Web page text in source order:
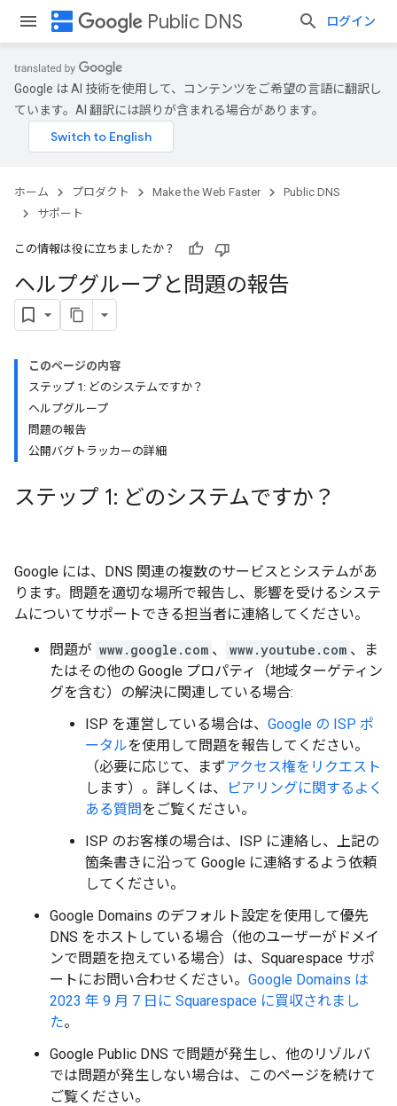
dns Public DNS ログイン
Google は AI 技術を使用して、コンテンツをご希望の言語に翻訳し
ています。AI 翻訳には誤りが含まれる場合があります。
ホーム プロダクト Make the Web Faster
Public DNS
サポート
この情報は役に立ちましたか？
ヘルプグループと問題の報告
このページの内容
ステップ 1: どのシステムですか？
ヘルプグループ
問題の報告
公開バグトラッカーの詳細
ステップ 1: どのシステムですか？
Google には、DNS 関連の複数のサービスとシステムがあ
ります。問題を適切な場所で報告し、影響を受けるシステ
ムについてサポートできる担当者に連絡してください。
問題が www.google.com 、 www.youtube.com 、ま
たはその他の Google プロパティ（地域ターゲティン
グを含む）の解決に関連している場合:
ISP を運営している場合は、 Google の ISP ポ
ータルを使用して問題を報告してください。
（必要に応じて、まずアクセス権をリクエスト
します）。詳しくは、
ピアリングに関するよく
ある質問をご覧ください。
ISP のお客様の場合は、ISP に連絡し、上記の
箇条書きに沿って Google に連絡するよう依頼
してください。
Google Domains のデフォルト設定を使用して優先
DNS をホストしている場合（他のユーザーがドメイ
ンで問題を抱えている場合）は、Squarespace サポ
ートにお問い合わせください。 Google Domains は
2023 年 9 月 7 日に Squarespace に買収されまし
た。
Google Public DNS で問題が発生し、他のリゾルバ
では問題が発生しない場合は、このページを続けて
ご覧ください。